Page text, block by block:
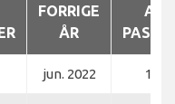
FORRIGE
ÅR
jun. 2022 1